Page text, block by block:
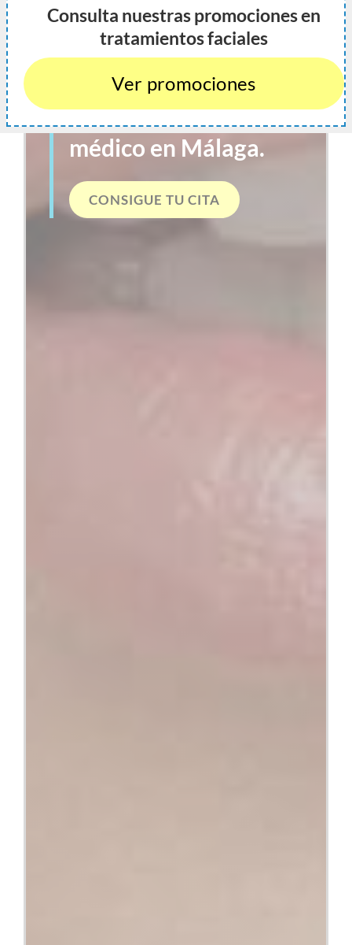
Rejuvenece tu piel y
elimina manchas con
el peeling químico
médico en Málaga.
CONSIGUE TU CITA
Consulta nuestras promociones en
tratamientos faciales
Ver promociones